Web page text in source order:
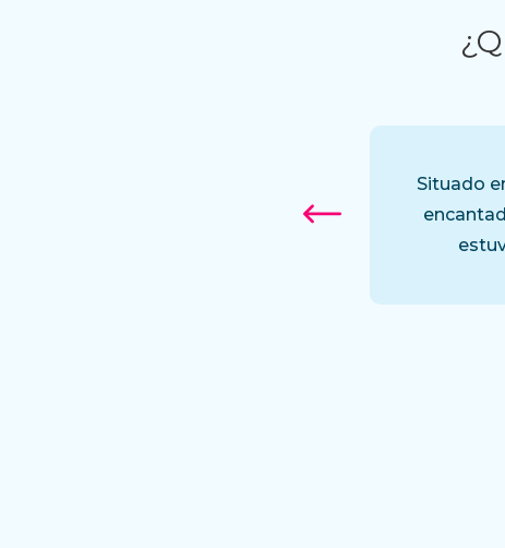
pedir ración de patatas porque ya
Situado